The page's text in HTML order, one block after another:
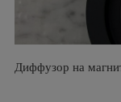
Диффузор на